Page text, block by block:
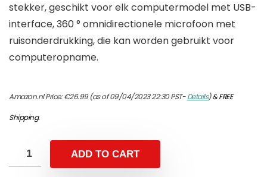
stekker, geschikt voor elk computermodel met USB-
interface, 360 ° omnidirectionele microfoon met
ruisonderdrukking, die kan worden gebruikt voor
computeropname.
Amazon.nl Price:€26.99(as of 09/04/2023 22:30 PST-Details)&FREE
Shipping.
ADD TO CART